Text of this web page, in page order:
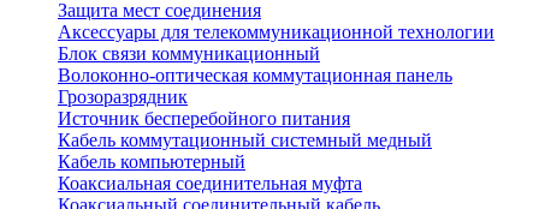
Защита мест соединения
Аксессуары для телекоммуникационной технологии
Блок связи коммуникационный
Волоконно-оптическая коммутационная панель
Грозоразрядник
Источник бесперебойного питания
Кабель коммутационный системный медный
Кабель компьютерный
Коаксиальная соединительная муфта
Коаксиальный соединительный кабель